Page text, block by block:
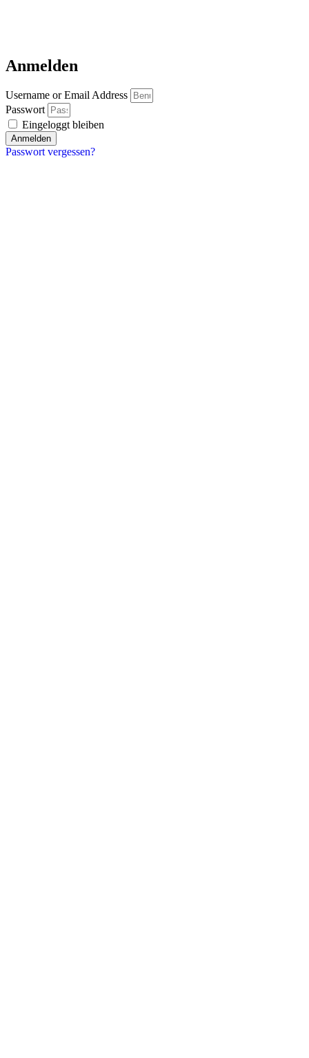
Anmelden
Username or Email Address
Passwort
Eingeloggt bleiben
Anmelden
Passwort vergessen?